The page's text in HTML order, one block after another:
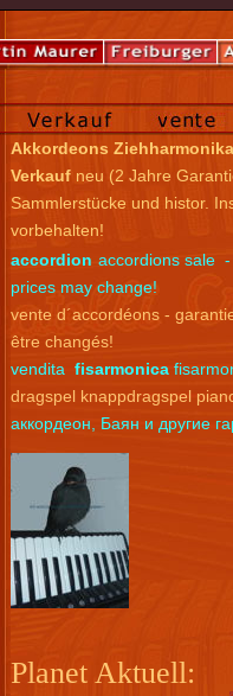
Akkordeons
Verkauf neu (2 Jahre
Sammlerstücke und histor.
vorbehalten!
accordion accordions sale -
prices may change!
vente d´accordéons -
être changés!
vendita fisarmonica
dragspel knappdragspel
аккордеон, Баян и другие
Planet Aktuell: